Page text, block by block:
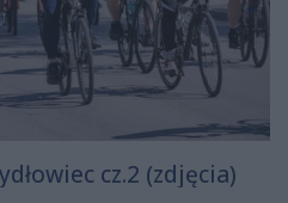
cz.2 (zdjęcia)